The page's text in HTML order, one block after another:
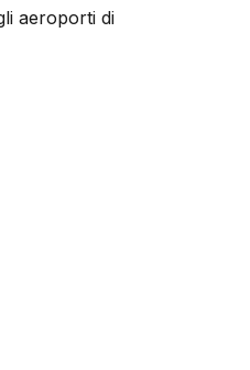
aeroporti di